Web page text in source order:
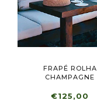
FRAPÉ ROLHA
CHAMPAGNE
€125,00